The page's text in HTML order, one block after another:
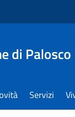
di Palosco
Servizi